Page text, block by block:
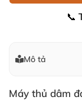
📞
Mô tả
Máy thủ dâm